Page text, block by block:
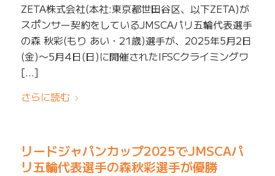
ZETA株式会社(本社:東京都世田谷区、以下ZETA)が
スポンサー契約をしているJMSCAパリ五輪代表選手
の森 秋彩(もり あい・21歳)選手が、2025年5月2日
(金)〜5月4日(日)に開催されたIFSCクライミングワ
[…]
さらに読む
リードジャパンカップ2025でJMSCAパ
リ五輪代表選手の森秋彩選手が優勝